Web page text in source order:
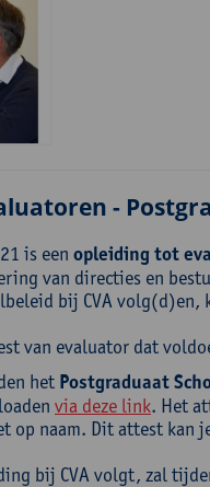
-
is een opleiding tot
van directies en
bij CVA volg(d)en,
van evaluator dat
het Postgraduaat
via deze link. Het
op naam. Dit attest kan
bij CVA volgt, zal